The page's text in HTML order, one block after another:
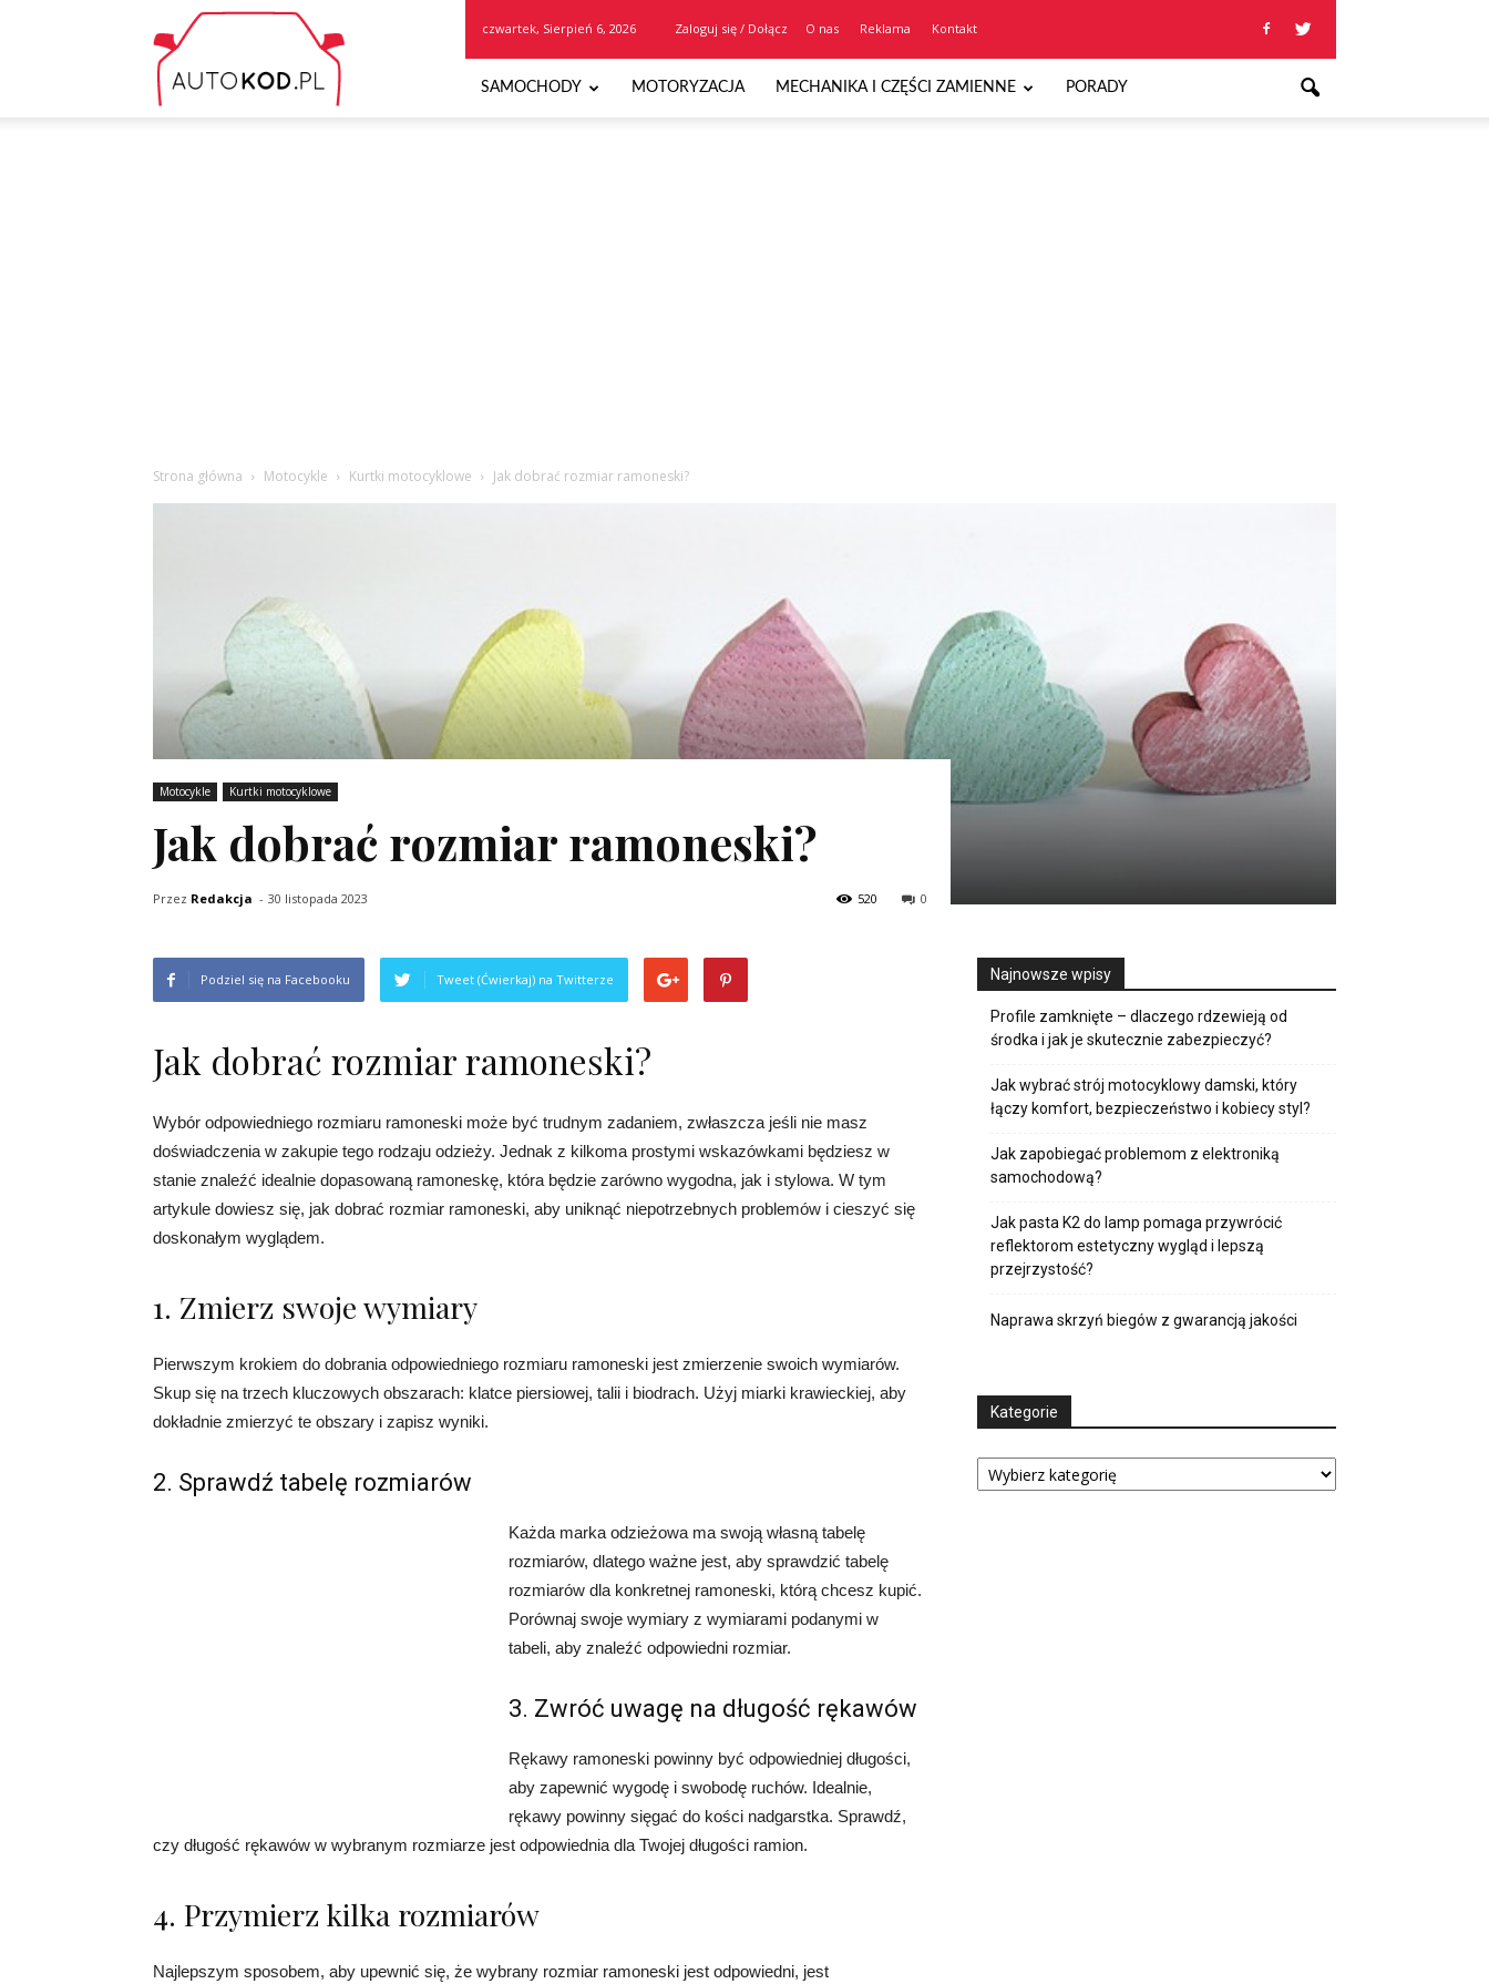
Autokod.pl
czwartek, Sierpień 6, 2026 Zaloguj się / Dołącz O nas Reklama Kontakt
SAMOCHODY MOTORYZACJA MECHANIKA I CZĘŚCI ZAMIENNE PORADY
Strona główna Motocykle Kurtki motocyklowe Jak dobrać rozmiar ramoneski?
Motocykle Kurtki motocyklowe
Jak dobrać rozmiar ramoneski?
Przez Redakcja - 30 listopada 2023 0
520
Podziel się na Facebooku Tweet (Ćwierkaj) na Twitterze
Jak dobrać rozmiar ramoneski?
Wybór odpowiedniego rozmiaru ramoneski może być trudnym zadaniem, zwłaszcza jeśli nie masz
doświadczenia w zakupie tego rodzaju odzieży. Jednak z kilkoma prostymi wskazówkami będziesz w
stanie znaleźć idealnie dopasowaną ramoneskę, która będzie zarówno wygodna, jak i stylowa. W tym
artykule dowiesz się, jak dobrać rozmiar ramoneski, aby uniknąć niepotrzebnych problemów i cieszyć się
doskonałym wyglądem.
1. Zmierz swoje wymiary
Pierwszym krokiem do dobrania odpowiedniego rozmiaru ramoneski jest zmierzenie swoich wymiarów.
Skup się na trzech kluczowych obszarach: klatce piersiowej, talii i biodrach. Użyj miarki krawieckiej, aby
dokładnie zmierzyć te obszary i zapisz wyniki.
2. Sprawdź tabelę rozmiarów
Każda marka odzieżowa ma swoją własną tabelę
rozmiarów, dlatego ważne jest, aby sprawdzić tabelę
rozmiarów dla konkretnej ramoneski, którą chcesz kupić.
Porównaj swoje wymiary z wymiarami podanymi w
tabeli, aby znaleźć odpowiedni rozmiar.
3. Zwróć uwagę na długość rękawów
Rękawy ramoneski powinny być odpowiedniej długości,
aby zapewnić wygodę i swobodę ruchów. Idealnie,
rękawy powinny sięgać do kości nadgarstka. Sprawdź,
czy długość rękawów w wybranym rozmiarze jest odpowiednia dla Twojej długości ramion.
4. Przymierz kilka rozmiarów
Najlepszym sposobem, aby upewnić się, że wybrany rozmiar ramoneski jest odpowiedni, jest
Najnowsze wpisy
Profile zamknięte – dlaczego rdzewieją od
środka i jak je skutecznie zabezpieczyć?
Jak wybrać strój motocyklowy damski, który
łączy komfort, bezpieczeństwo i kobiecy styl?
Jak zapobiegać problemom z elektroniką
samochodową?
Jak pasta K2 do lamp pomaga przywrócić
reflektorom estetyczny wygląd i lepszą
przejrzystość?
Naprawa skrzyń biegów z gwarancją jakości
Kategorie
Kategorie